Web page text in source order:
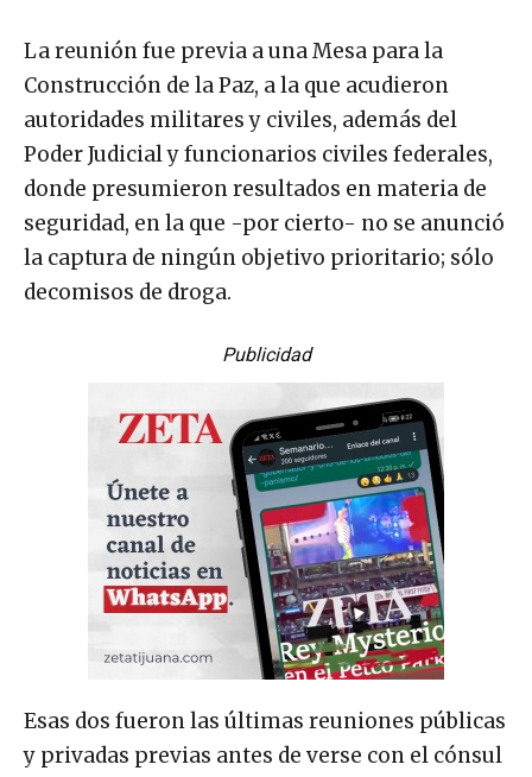
La reunión fue previa a una Mesa para la
Construcción de la Paz, a la que acudieron
autoridades militares y civiles, además del
Poder Judicial y funcionarios civiles federales,
donde presumieron resultados en materia de
seguridad, en la que -por cierto- no se anunció
la captura de ningún objetivo prioritario; sólo
decomisos de droga.
Publicidad
Esas dos fueron las últimas reuniones públicas
y privadas previas antes de verse con el cónsul